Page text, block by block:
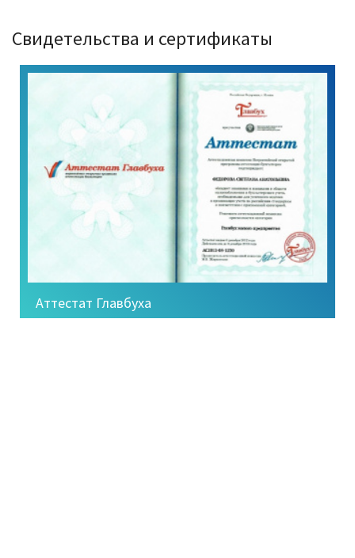
Свидетельства и сертификаты
Аттестат Главбуха